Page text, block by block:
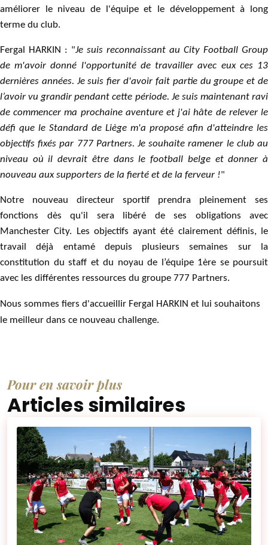
améliorer le niveau de l'équipe et le développement à long
terme du club.
Fergal HARKIN : "Je suis reconnaissant au City Football Group
de m'avoir donné l'opportunité de travailler avec eux ces 13
dernières années. Je suis fier d'avoir fait partie du groupe et de
l’avoir vu grandir pendant cette période. Je suis maintenant ravi
de commencer ma prochaine aventure et j'ai hâte de relever le
défi que le Standard de Liège m'a proposé afin d'atteindre les
objectifs fixés par 777 Partners. Je souhaite ramener le club au
niveau où il devrait être dans le football belge et donner à
nouveau aux supporters de la fierté et de la ferveur !"
Notre nouveau directeur sportif prendra pleinement ses
fonctions dès qu'il sera libéré de ses obligations avec
Manchester City. Les objectifs ayant été clairement définis, le
travail déjà entamé depuis plusieurs semaines sur la
constitution du staff et du noyau de l’équipe 1ère se poursuit
avec les différentes ressources du groupe 777 Partners.
Nous sommes fiers d'accueillir Fergal HARKIN et lui souhaitons
le meilleur dans ce nouveau challenge.
Pour en savoir plus
Articles similaires